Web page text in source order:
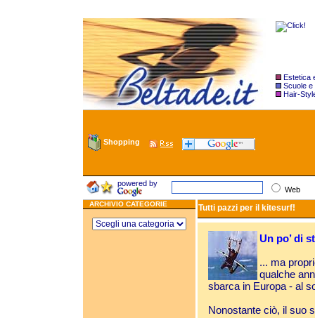
Estetica
Scuole e
Hair-
Shopping
powered by
Web
ARCHIVIO CATEGORIE Tutti pazzi per il kitesurf!
Un po’ di
... ma
qualche
sbarca in Europa - al
Nonostante ciò, il suo